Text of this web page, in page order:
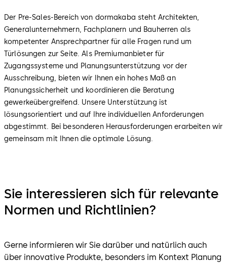
Der Pre-Sales-Bereich von dormakaba steht Architekten,
Generalunternehmern, Fachplanern und Bauherren als
kompetenter Ansprechpartner für alle Fragen rund um
Türlösungen zur Seite. Als Premiumanbieter für
Zugangssysteme und Planungsunterstützung vor der
Ausschreibung, bieten wir Ihnen ein hohes Maß an
Planungssicherheit und koordinieren die Beratung
gewerkeübergreifend. Unsere Unterstützung ist
lösungsorientiert und auf Ihre individuellen Anforderungen
abgestimmt. Bei besonderen Herausforderungen erarbeiten wir
gemeinsam mit Ihnen die optimale Lösung.
Sie interessieren sich für relevante
Normen und Richtlinien?
Gerne informieren wir Sie darüber und natürlich auch
über innovative Produkte, besonders im Kontext Planung